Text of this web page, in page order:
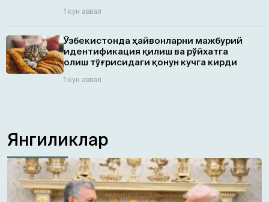
1 кун аввал
Ўзбекистонда ҳайвонларни мажбурий
идентификация қилиш ва рўйхатга
олиш тўғрисидаги қонун кучга кирди
1 кун аввал
Янгиликлар